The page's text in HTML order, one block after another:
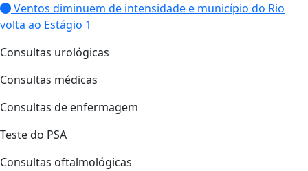
Ventos diminuem de intensidade e município do Rio
volta ao Estágio 1
Consultas urológicas
Consultas médicas
Consultas de enfermagem
Teste do PSA
Consultas oftalmológicas